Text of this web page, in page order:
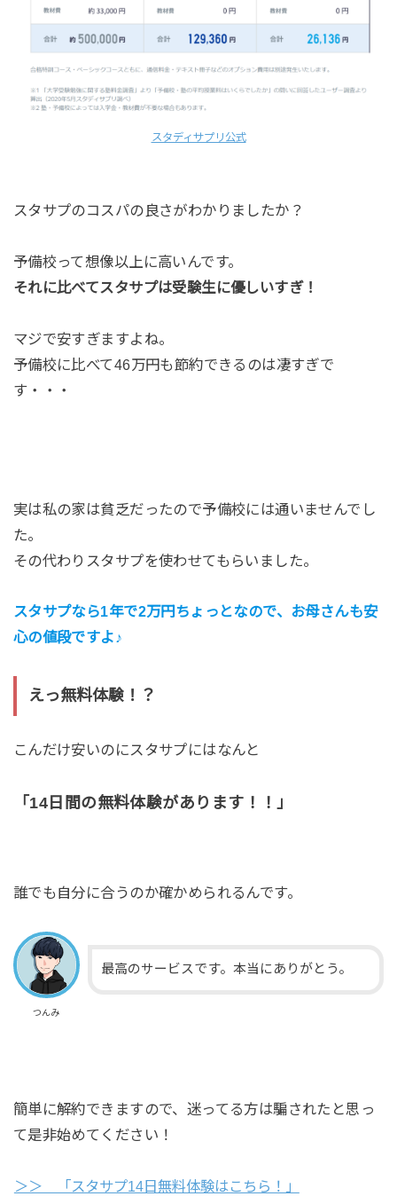
スタディサプリ公式
スタサプのコスパの良さがわかりましたか？
予備校って想像以上に高いんです。
それに比べてスタサプは受験生に優しいすぎ！
マジで安すぎますよね。
予備校に比べて46万円も節約できるのは凄すぎで
す・・・
実は私の家は貧乏だったので予備校には通いませんでし
た。
その代わりスタサプを使わせてもらいました。
スタサプなら1年で2万円ちょっとなので、お母さんも安
心の値段ですよ♪
えっ無料体験！？
こんだけ安いのにスタサプにはなんと
「14日間の無料体験があります！！」
誰でも自分に合うのか確かめられるんです。
つんみ
最高のサービスです。本当にありがとう。
簡単に解約できますので、迷ってる方は騙されたと思っ
て是非始めてください！
＞＞ 「スタサプ14日無料体験はこちら！」